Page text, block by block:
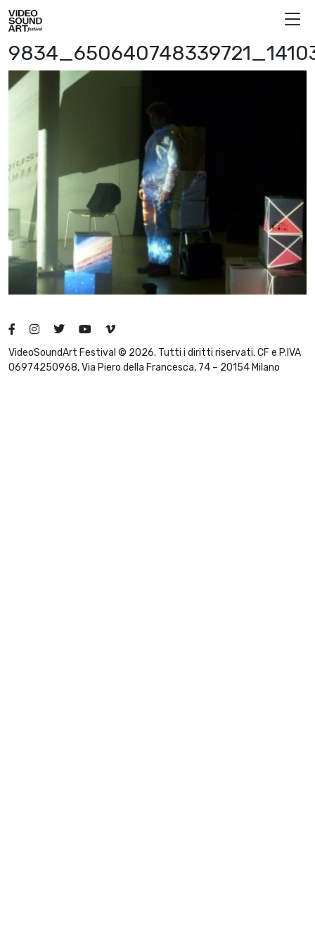
Vai al contenuto
Video Sound Art
VideoSoundArt Festival © 2026. Tutti i diritti riservati. CF e P.IVA
06974250968, Via Piero della Francesca, 74 – 20154 Milano